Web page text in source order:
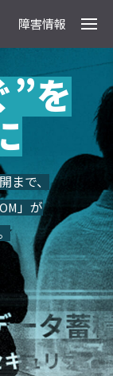
障害情報
”を
まで、
」が